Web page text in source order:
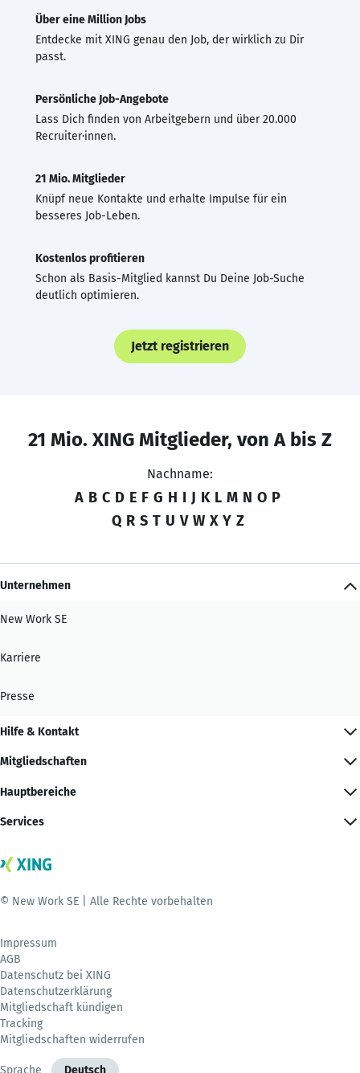
Über eine Million Jobs
Entdecke mit XING genau den Job, der wirklich zu Dir
passt.
Persönliche Job-Angebote
Lass Dich finden von Arbeitgebern und über 20.000
Recruiter·innen.
21 Mio. Mitglieder
Knüpf neue Kontakte und erhalte Impulse für ein
besseres Job-Leben.
Kostenlos profitieren
Schon als Basis-Mitglied kannst Du Deine Job-Suche
deutlich optimieren.
Jetzt registrieren
21 Mio. XING Mitglieder, von A bis Z
Nachname:
A B C D E F G H I J K L M N O P
Q R S T U V W X Y Z
Unternehmen
New Work SE
Karriere
Presse
Hilfe & Kontakt
Mitgliedschaften
Hauptbereiche
Services
© New Work SE | Alle Rechte vorbehalten
Impressum
AGB
Datenschutz bei XING
Datenschutzerklärung
Mitgliedschaft kündigen
Tracking
Mitgliedschaften widerrufen
Sprache Deutsch